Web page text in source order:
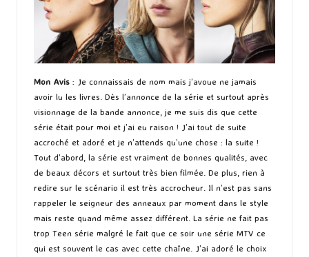
Mon Avis : Je connaissais de nom mais j’avoue ne jamais
avoir lu les livres. Dès l’annonce de la série et surtout après
visionnage de la bande annonce, je me suis dis que cette
série était pour moi et j’ai eu raison ! J’ai tout de suite
accroché et adoré et je n’attends qu’une chose : la suite !
Tout d’abord, la série est vraiment de bonnes qualités, avec
de beaux décors et surtout très bien filmée. De plus, rien à
redire sur le scénario il est très accrocheur. Il n’est pas sans
rappeler le seigneur des anneaux par moment dans le style
mais reste quand même assez différent. La série ne fait pas
trop Teen série malgré le fait que ce soir une série MTV ce
qui est souvent le cas avec cette chaîne. J’ai adoré le choix